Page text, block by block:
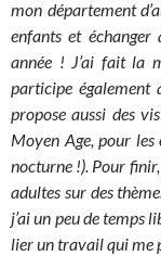
mon département
enfants et échanger
année ! J’ai fait la
participe également
propose aussi des
Moyen Age, pour
nocturne !). Pour
adultes sur des
j’ai un peu de temps
lier un travail qui me